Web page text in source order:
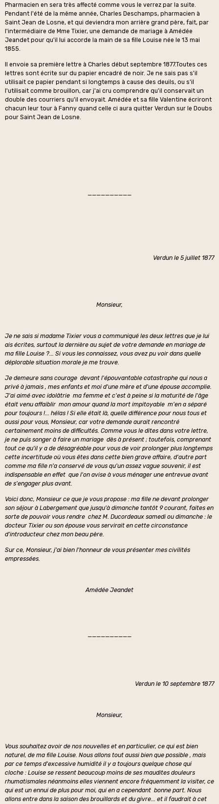
Pharmacien en sera très affecté comme vous le verrez par la suite.
Pendant l'été de la même année, Charles Deschamps, pharmacien à
Saint Jean de Losne, et qui deviendra mon arrière grand père, fait, par
l'intermédiaire de Mme Tixier, une demande de mariage à Amédée
Jeandet pour qu'il lui accorde la main de sa fille Louise née le 13 mai
1855.
Il envoie sa première lettre à Charles début septembre 1877.Toutes ces
lettres sont écrite sur du papier encadré de noir. Je ne sais pas s'il
utilisait ce papier pendant si longtemps à cause des deuils, ou s'il
l'utilisait comme brouillon, car j'ai cru comprendre qu'il conservait un
double des courriers qu'il envoyait. Amédée et sa fille Valentine écriront
chacun leur tour à Fanny quand celle ci aura quitter Verdun sur le Doubs
pour Saint Jean de Losne.
——————————
Verdun le 5 juillet 1877
Monsieur,
Je ne sais si madame Tixier vous a communiqué les deux lettres que je lui
ais écrites, surtout la dernière au sujet de votre demande en mariage de
ma fille Louise ?... Si vous les connaissez, vous avez pu voir dans quelle
déplorable situation morale je me trouve.
Je demeure sans courage devant l'épouvantable catastrophe qui nous a
privé à jamais , mes enfants et moi d'une mère et d'une épouse accomplie.
J'ai aimé avec idolâtrie ma femme et c'est à peine si la maturité de l'âge
était venu affaiblir mon amour quand la mort impitoyable m'en a séparé
pour toujours !... hélas ! Si elle était là, quelle différence pour nous tous et
aussi pour vous, Monsieur, car votre demande aurait rencontré
certainement moins de difficultés. Comme vous le dites dans votre lettre,
je ne puis songer à faire un mariage dès à présent ; toutefois, comprenant
tout ce qu'il y a de désagréable pour vous de voir prolonger plus longtemps
cette incertitude où vous êtes dans cette bien grave affaire, d'autre part
comme ma fille n'a conservé de vous qu'un assez vague souvenir, il est
indispensable en effet que l'on avise à vous ménager une entrevue avant
de s'engager plus avant.
Voici donc, Monsieur ce que je vous propose : ma fille ne devant prolonger
son séjour à Labergement que jusqu'à dimanche tantôt 9 courant, faites en
sorte de pouvoir vous rendre chez M. Ducordeaux samedi ou dimanche : le
docteur Tixier ou son épouse vous servirait en cette circonstance
d'introducteur chez mon beau père.
Sur ce, Monsieur, j'ai bien l'honneur de vous présenter mes civilités
empressées.
Amédée Jeandet
——————————
Verdun le 10 septembre 1877
Monsieur,
Vous souhaitez avoir de nos nouvelles et en particulier, ce qui est bien
naturel, de ma fille Louise. Nous allons tout aussi bien que possible , mais
par ce temps d'excessive humidité il y a toujours quelque chose qui
cloche : Louise se ressent beaucoup moins de ses maudites douleurs
rhumatismales néanmoins elles viennent encore fréquemment la visiter, ce
qui est un ennui de plus pour moi, qui en a cependant bonne part. Nous
allons entre dans la saison des brouillards et du givre... et il faudrait à cet